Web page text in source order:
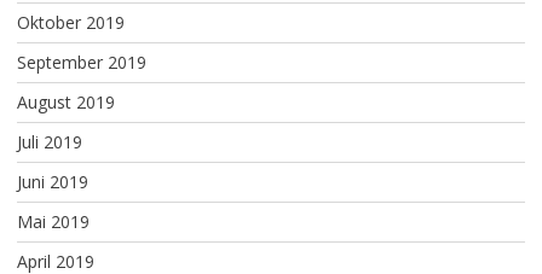
Oktober 2019
September 2019
August 2019
Juli 2019
Juni 2019
Mai 2019
April 2019